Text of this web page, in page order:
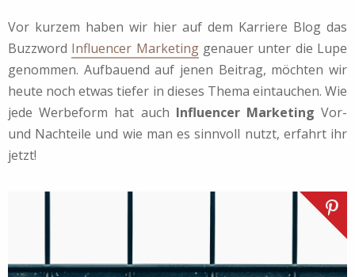
Vor kurzem haben wir hier auf dem Karriere Blog das
Buzzword Influencer Marketinggenauer unter die Lupe
genommen. Aufbauend auf jenen Beitrag, möchten wir
heute noch etwas tiefer in dieses Thema eintauchen. Wie
jede Werbeform hat auch Influencer Marketing Vor-
und Nachteile und wie man es sinnvoll nutzt, erfahrt ihr
jetzt!